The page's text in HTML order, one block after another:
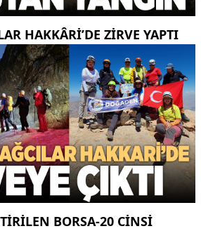
HAKKÂRI’DE ZIRVE YAPTI
BORSA-20 CINSI